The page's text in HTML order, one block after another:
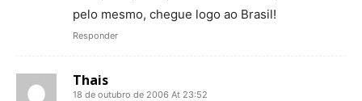
pelo mesmo, chegue logo ao Brasil!
Responder
Thais
18 de outubro de 2006 At 23:52